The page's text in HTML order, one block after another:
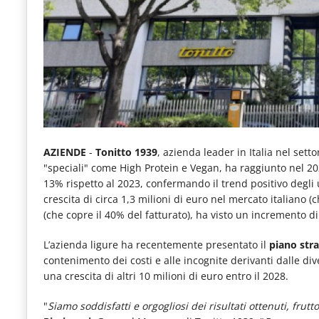
e
articoli
quotidiani
sul
mondo
dell'alimentazione,
dei
consumi
fuoricasa,
del
Food
Service
tutte
AZIENDE - Tonitto 1939, azienda leader in Italia nel
"speciali" come High Protein e Vegan, ha raggiunto nel
13% rispetto al 2023, confermando il trend positivo
crescita di circa 1,3 milioni di euro nel mercato italiano
(che copre il 40% del fatturato), ha visto un incremento
L’azienda ligure ha recentemente presentato il piano
contenimento dei costi e alle incognite derivanti dalle
una crescita di altri 10 milioni di euro entro il 2028.
"Siamo soddisfatti e orgogliosi dei risultati ottenuti,